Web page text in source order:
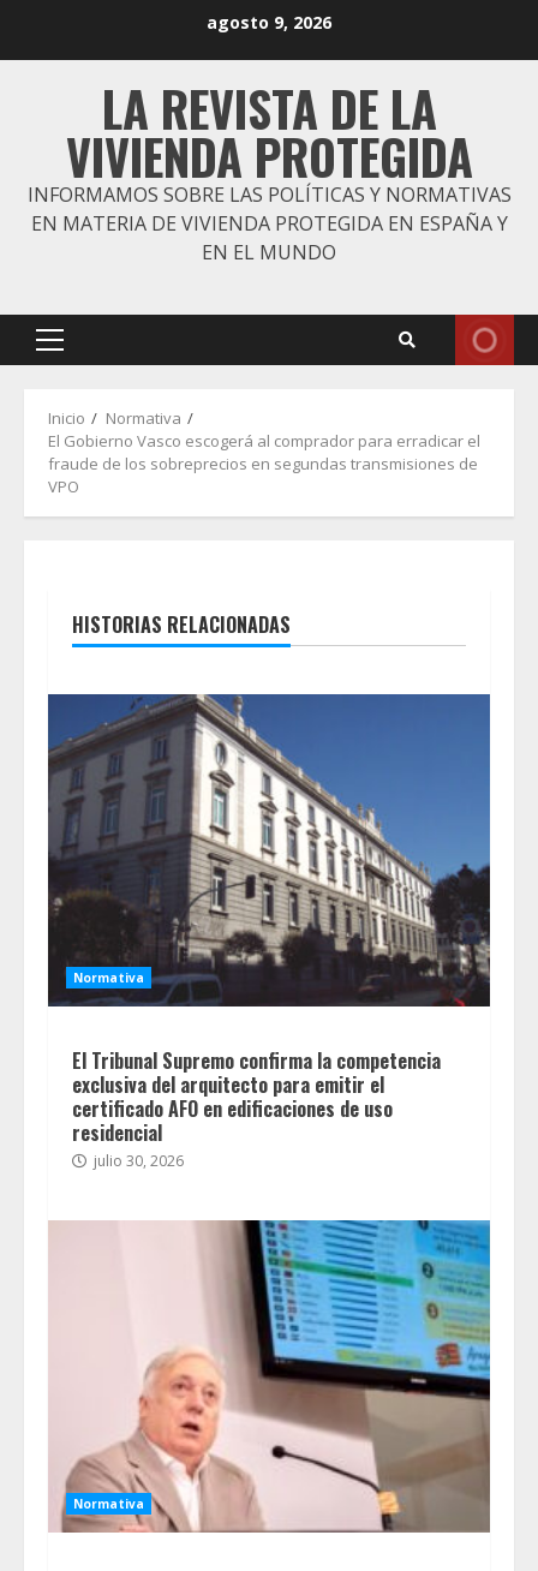
agosto 9, 2026
LA REVISTA DE LA
VIVIENDA PROTEGIDA
INFORMAMOS SOBRE LAS POLÍTICAS Y NORMATIVAS
EN MATERIA DE VIVIENDA PROTEGIDA EN ESPAÑA Y
EN EL MUNDO
Menú
Inicio
Normativa
El Gobierno Vasco escogerá al comprador para erradicar el
fraude de los sobreprecios en segundas transmisiones de
VPO
HISTORIAS RELACIONADAS
Normativa
El Tribunal Supremo confirma la competencia
exclusiva del arquitecto para emitir el
certificado AFO en edificaciones de uso
residencial
julio 30, 2026
Normativa